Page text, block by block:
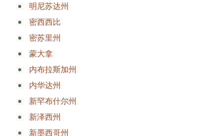
明尼苏达州
密西西比
密苏里州
蒙大拿
内布拉斯加州
内华达州
新罕布什尔州
新泽西州
新墨西哥州